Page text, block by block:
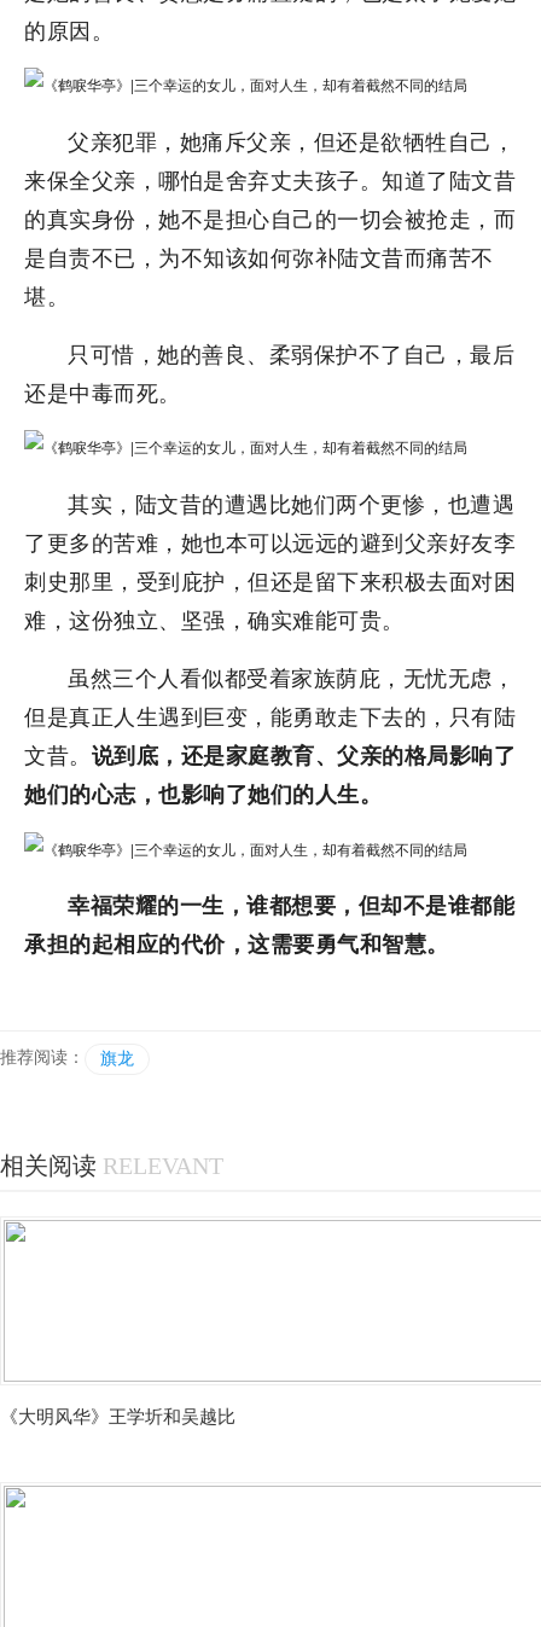
的原因。
父亲犯罪，她痛斥父亲，但还是欲牺牲自己，
来保全父亲，哪怕是舍弃丈夫孩子。知道了陆文昔
的真实身份，她不是担心自己的一切会被抢走，而
是自责不已，为不知该如何弥补陆文昔而痛苦不
堪。
只可惜，她的善良、柔弱保护不了自己，最后
还是中毒而死。
其实，陆文昔的遭遇比她们两个更惨，也遭遇
了更多的苦难，她也本可以远远的避到父亲好友李
刺史那里，受到庇护，但还是留下来积极去面对困
难，这份独立、坚强，确实难能可贵。
虽然三个人看似都受着家族荫庇，无忧无虑，
但是真正人生遇到巨变，能勇敢走下去的，只有陆
文昔。 说到底，还是家庭教育、父亲的格局影响了
她们的心志，也影响了她们的人生。
幸福荣耀的一生，谁都想要，但却不是谁都能
承担的起相应的代价，这需要勇气和智慧。
推荐阅读： 旗龙
相关阅读 RELEVANT
《大明风华》王学圻和吴越比